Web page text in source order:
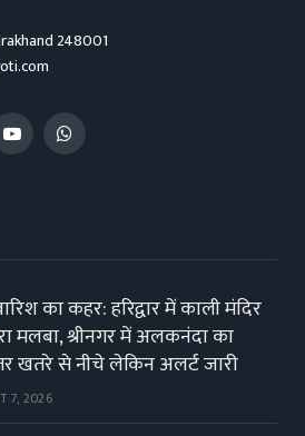
248001
YouTubeWhatsApp
का कहर: हरिद्वार में काली मंदिर
मलबा, श्रीनगर में अलकनंदा का
खतरे से नीचे लेकिन अलर्ट जारी
7, 2026